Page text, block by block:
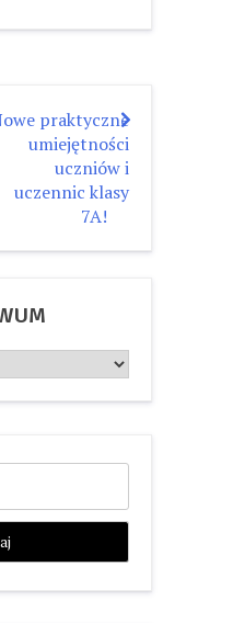
praktyczne
umiejętności
uczniów i
uczennic klasy
7A!